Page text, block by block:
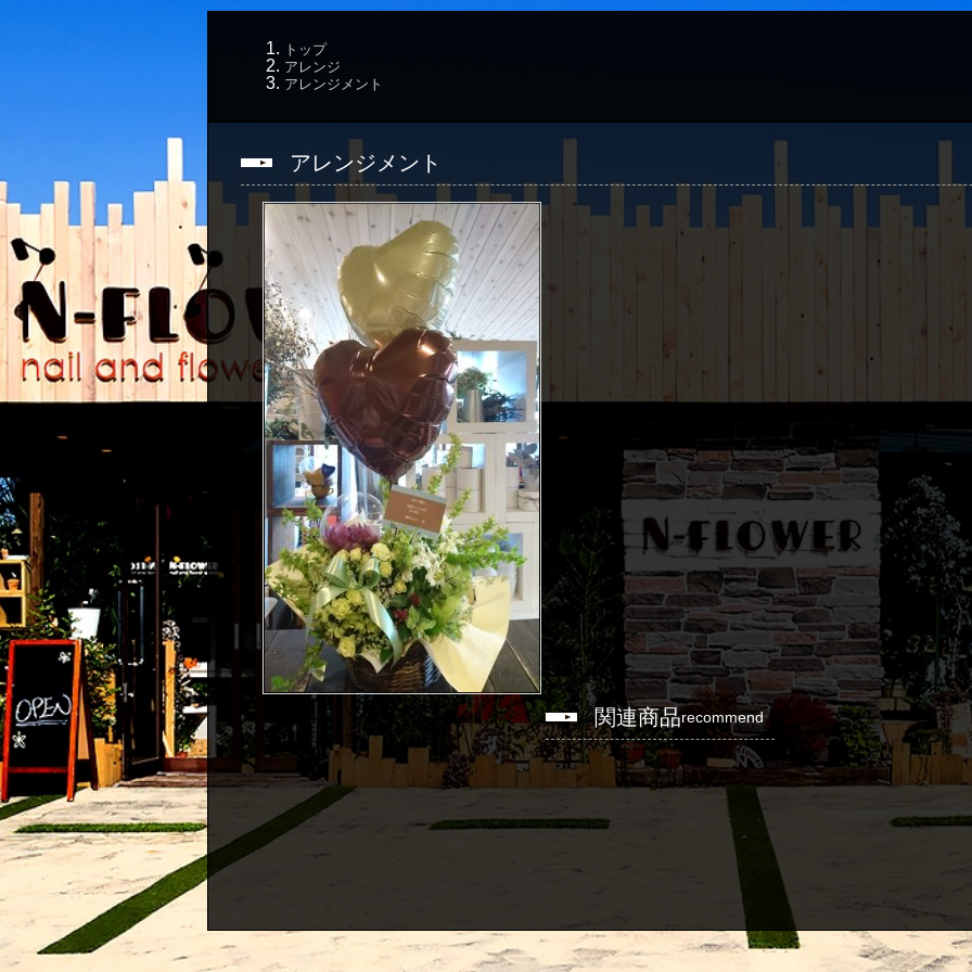
トップ
アレンジ
アレンジメント
アレンジメント
関連商品recommend